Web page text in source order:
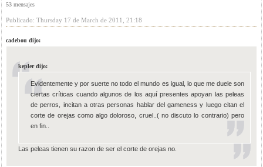
53 mensajes
Publicado: Thursday 17 de March de 2011, 21:18
cadebou dijo:
kepler dijo:
Evidentemente y por suerte no todo el mundo es igual, lo que me duele son
ciertas críticas cuando algunos de los aquí presentes apoyan las peleas
de perros, incitan a otras personas hablar del gameness y luego citan el
corte de orejas como algo doloroso, cruel..( no discuto lo contrario) pero
en fin..
Las peleas tienen su razon de ser el corte de orejas no.